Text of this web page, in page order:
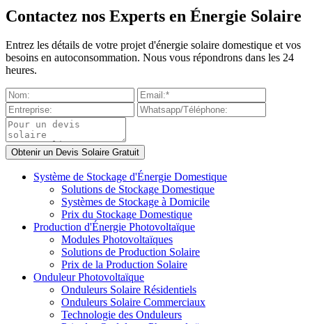
Contactez nos Experts en Énergie Solaire
Entrez les détails de votre projet d'énergie solaire domestique et vos
besoins en autoconsommation. Nous vous répondrons dans les 24
heures.
Système de Stockage d'Énergie Domestique
Solutions de Stockage Domestique
Systèmes de Stockage à Domicile
Prix du Stockage Domestique
Production d'Énergie Photovoltaïque
Modules Photovoltaïques
Solutions de Production Solaire
Prix de la Production Solaire
Onduleur Photovoltaïque
Onduleurs Solaire Résidentiels
Onduleurs Solaire Commerciaux
Technologie des Onduleurs